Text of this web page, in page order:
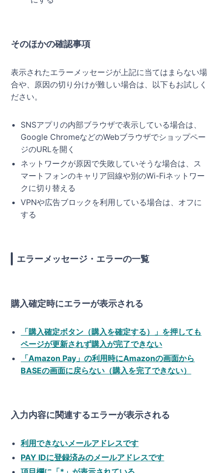
そのほかの確認事項
表示されたエラーメッセージが上記に当てはまらない場
合や、原因の切り分けが難しい場合は、以下もお試しく
ださい。
SNSアプリの内部ブラウザで表示している場合は、
Google ChromeなどのWebブラウザでショップペー
ジのURLを開く
ネットワークが原因で失敗していそうな場合は、ス
マートフォンのキャリア回線や別のWi-Fiネットワー
クに切り替える
VPNや広告ブロックを利用している場合は、オフに
する
エラーメッセージ・エラーの一覧
購入確定時にエラーが表示される
「購入確定ボタン（購入を確定する）」を押しても
ページが更新されず購入が完了できない
「Amazon Pay」の利用時にAmazonの画面から
BASEの画面に戻らない（購入を完了できない）
入力内容に関連するエラーが表示される
利用できないメールアドレスです
PAY IDに登録済みのメールアドレスです